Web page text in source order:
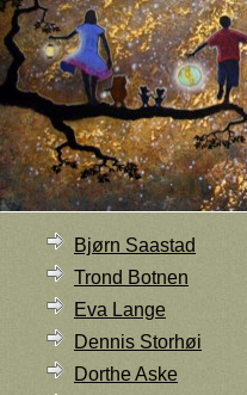
Bjørn Saastad
Trond Botnen
Eva Lange
Dennis Storhøi
Dorthe Aske